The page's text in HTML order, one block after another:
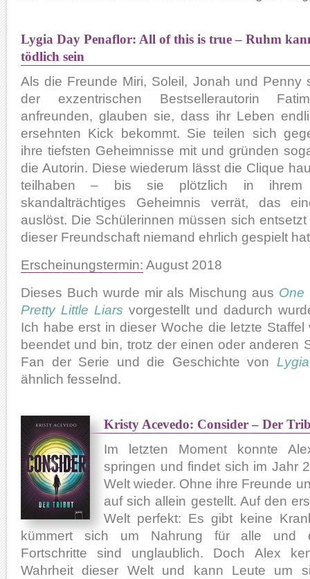
Lygia Day Penaflor: All of this is true – Ruhm
tödlich sein
Als die Freunde Miri, Soleil, Jonah und Penny
der exzentrischen Bestsellerautorin
anfreunden, glauben sie, dass ihr Leben
ersehnten Kick bekommt. Sie teilen sich
ihre tiefsten Geheimnisse mit und gründen
die Autorin. Diese wiederum lässt die Clique
teilhaben – bis sie plötzlich in
skandalträchtiges Geheimnis verrät, das
auslöst. Die Schülerinnen müssen sich
dieser Freundschaft niemand ehrlich gespielt
Erscheinungstermin: August 2018
Dieses Buch wurde mir als Mischung aus One
Pretty Little Liars vorgestellt und dadurch
Ich habe erst in dieser Woche die letzte
beendet und bin, trotz der einen oder anderen
Fan der Serie und die Geschichte von
ähnlich fesselnd.
Kristy Acevedo: Consider – Der
Im letzten Moment konnte
springen und findet sich im Jahr
Welt wieder. Ohne ihre Freunde
auf sich allein gestellt. Auf den
Welt perfekt: Es gibt keine
kümmert sich um Nahrung für alle und
Fortschritte sind unglaublich. Doch Alex
Wahrheit dieser Welt und kann Leute um